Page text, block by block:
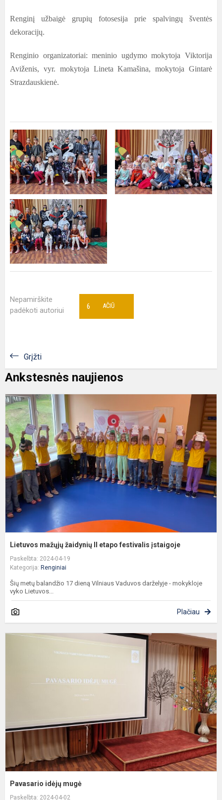
Renginį užbaigė grupių fotosesija prie spalvingų šventės
dekoracijų.
Renginio organizatoriai: meninio ugdymo mokytoja Viktorija
Aviženis, vyr. mokytoja Lineta Kamašina, mokytoja Gintarė
Strazdauskienė.
Nepamirškite
padėkoti autoriui
AČIŪ
6
Grįžti
Ankstesnės naujienos
Lietuvos mažųjų žaidynių II etapo festivalis įstaigoje
Paskelbta: 2024-04-19
Kategorija: Renginiai
Šių metų balandžio 17 dieną Vilniaus Vaduvos darželyje - mokykloje
vyko Lietuvos...
Plačiau
Pavasario idėjų mugė
Paskelbta: 2024-04-02